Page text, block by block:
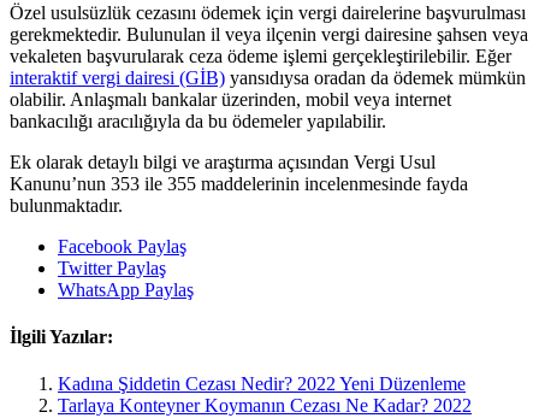
Özel usulsüzlük cezasını ödemek için vergi dairelerine başvurulması
gerekmektedir. Bulunulan il veya ilçenin vergi dairesine şahsen veya
vekaleten başvurularak ceza ödeme işlemi gerçekleştirilebilir. Eğer
interaktif vergi dairesi (GİB) yansıdıysa oradan da ödemek mümkün
olabilir. Anlaşmalı bankalar üzerinden, mobil veya internet
bankacılığı aracılığıyla da bu ödemeler yapılabilir.
Ek olarak detaylı bilgi ve araştırma açısından Vergi Usul
Kanunu’nun 353 ile 355 maddelerinin incelenmesinde fayda
bulunmaktadır.
Facebook Paylaş
Twitter Paylaş
WhatsApp Paylaş
İlgili Yazılar:
Kadına Şiddetin Cezası Nedir? 2022 Yeni Düzenleme
Tarlaya Konteyner Koymanın Cezası Ne Kadar? 2022